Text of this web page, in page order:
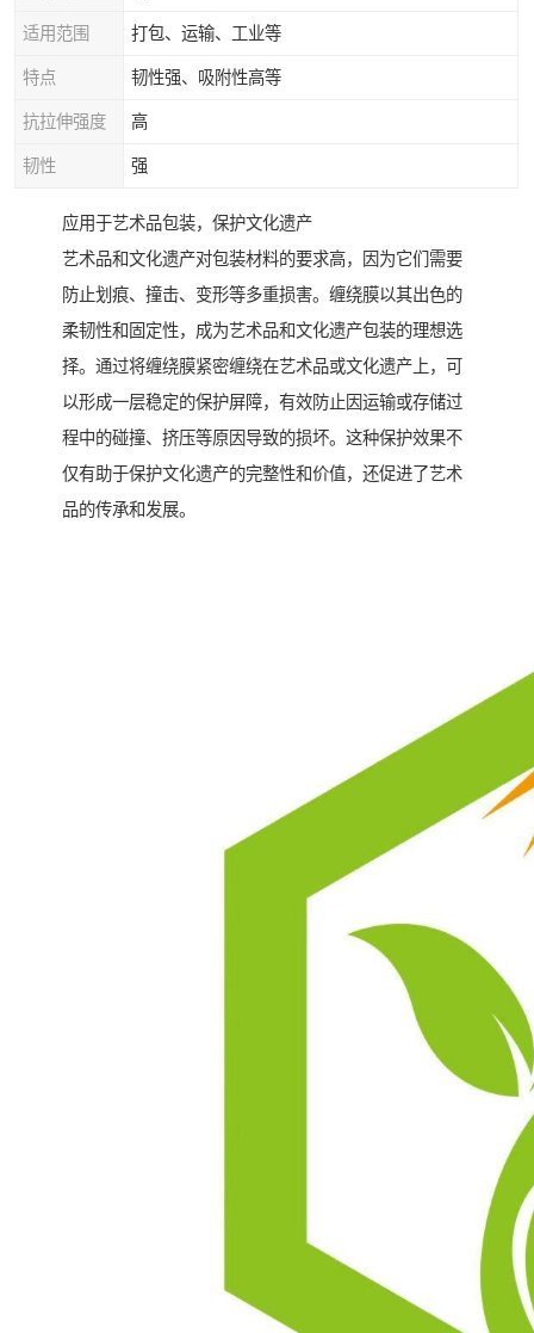
适用范围 打包、运输、工业等
特点 韧性强、吸附性高等
抗拉伸强度 高
韧性 强
应用于艺术品包装，保护文化遗产
艺术品和文化遗产对包装材料的要求高，因为它们需要
防止划痕、撞击、变形等多重损害。缠绕膜以其出色的
柔韧性和固定性，成为艺术品和文化遗产包装的理想选
择。通过将缠绕膜紧密缠绕在艺术品或文化遗产上，可
以形成一层稳定的保护屏障，有效防止因运输或存储过
程中的碰撞、挤压等原因导致的损坏。这种保护效果不
仅有助于保护文化遗产的完整性和价值，还促进了艺术
品的传承和发展。